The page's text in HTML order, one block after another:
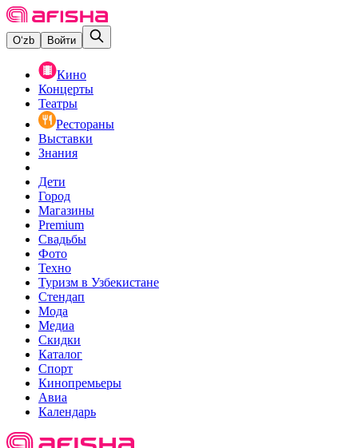
O‘zb Войти
Кино
Концерты
Театры
Рестораны
Выставки
Знания
Дети
Город
Магазины
Premium
Свадьбы
Фото
Техно
Туризм в Узбекистане
Стендап
Мода
Медиа
Скидки
Каталог
Спорт
Кинопремьеры
Авиа
Календарь